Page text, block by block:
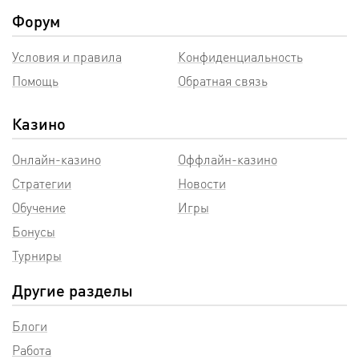
Казино
Онлайн-казино
Стратегии
Обучение
Бонусы
Турниры
Оффлайн-казино
Новости
Игры
Другие разделы
Блоги
Работа
Форум
Условия и правила
Конфиденциальность
Помощь
Обратная связь